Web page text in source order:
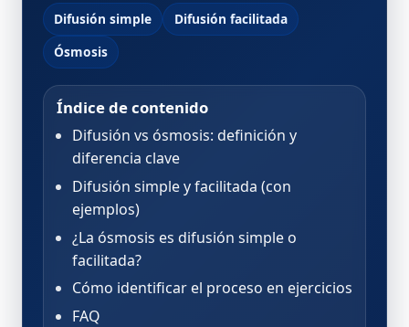
Difusión simple
Difusión facilitada
Ósmosis
Índice de contenido
Difusión vs ósmosis: definición y
diferencia clave
Difusión simple y facilitada (con
ejemplos)
¿La ósmosis es difusión simple o
facilitada?
Cómo identificar el proceso en ejercicios
FAQ